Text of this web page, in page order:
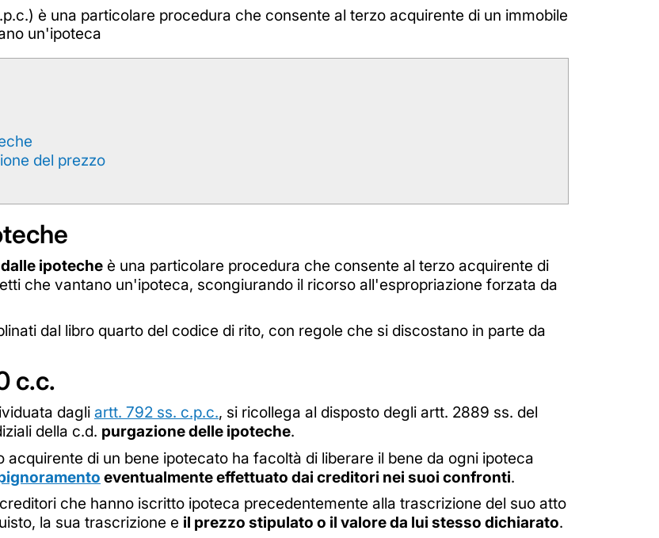
è una particolare procedura che consente al terzo acquirente di un immobile
un'ipoteca
del prezzo
ipoteche è una particolare procedura che consente al terzo acquirente di
che vantano un'ipoteca, scongiurando il ricorso all'espropriazione forzata da
dal libro quarto del codice di rito, con regole che si discostano in parte da
c.c.
dagli artt. 792 ss. c.p.c., si ricollega al disposto degli artt. 2889 ss. del
della c.d. purgazione delle ipoteche.
di un bene ipotecato ha facoltà di liberare il bene da ogni ipoteca
eventualmente effettuato dai creditori nei suoi confronti.
che hanno iscritto ipoteca precedentemente alla trascrizione del suo atto
la sua trascrizione e il prezzo stipulato o il valore da lui stesso dichiarato.